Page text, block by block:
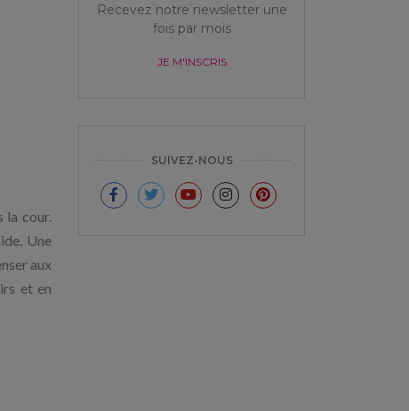
la cour.
Une
aux
et en
Recevez notre newsletter une
fois par mois
JE M'INSCRIS
SUIVEZ-NOUS